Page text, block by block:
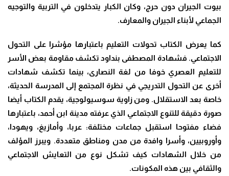
بيوت الجيران دون حرج، وكان الكبار يتدخلون في التربية والتوجيه
الجماعي لأبناء الجيران والمعارف.
كما يعرض الكتاب تحولات التعليم باعتبارها مؤشرا على التحول
الاجتماعي. فشهادة المصطفى بنداود تكشف مقاومة بعض الأسر
للتعليم العصري خوفا من لغة النصارى، بينما تكشف شهادات
أخرى عن التحول التدريجي في نظرة المجتمع إلى المدرسة الحديثة،
خاصة بعد الاستقلال. ومن زاوية سوسيولوجية، يقدم الكتاب أيضا
صورة دقيقة للتنوع الاجتماعي الذي عرفته مدينة ابن أحمد، باعتبارها
فضاء مفتوحا استقبل جماعات مختلفة: عربا، وأمازيغ، ويهودا،
وأوروبيين، وأسرا وافدة من مدن ومناطق متعددة. ويبرز المؤلف
من خلال الشهادات كيف تشكل نوع من التعايش الاجتماعي
والثقافي بين هذه المكونات.